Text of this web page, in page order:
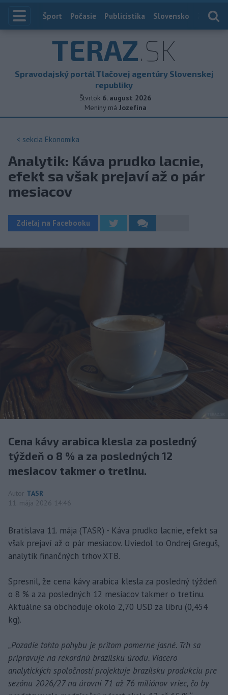
Index
Šport Počasie Publicistika Slovensko
TERAZ.SK
Spravodajský portál Tlačovej agentúry Slovenskej
republiky
Štvrtok 6. august 2026
Meniny má Jozefína
< sekcia Ekonomika
Analytik: Káva prudko lacnie,
efekt sa však prejaví až o pár
mesiacov
Zdieľaj na Facebooku
Cena kávy arabica klesla za posledný
týždeň o 8 % a za posledných 12
mesiacov takmer o tretinu.
Autor TASR
11. mája 2026 14:46
Bratislava 11. mája (TASR) - Káva prudko lacnie, efekt sa
však prejaví až o pár mesiacov. Uviedol to Ondrej Greguš,
analytik finančných trhov XTB.
Spresnil, že cena kávy arabica klesla za posledný týždeň
o 8 % a za posledných 12 mesiacov takmer o tretinu.
Aktuálne sa obchoduje okolo 2,70 USD za libru (0,454
kg).
„Pozadie tohto pohybu je pritom pomerne jasné. Trh sa
pripravuje na rekordnú brazílsku úrodu. Viacero
analytických spoločností projektuje brazílsku produkciu pre
sezónu 2026/27 na úrovni 71 až 76 miliónov vriec, čo by